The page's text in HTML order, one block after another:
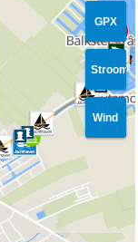
GPX
Stroom
Wind